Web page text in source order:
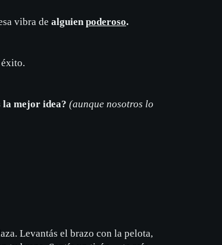
vibra de alguienpoderoso.
la mejor idea? (aunque nosotros lo
Levantás el brazo con la pelota,